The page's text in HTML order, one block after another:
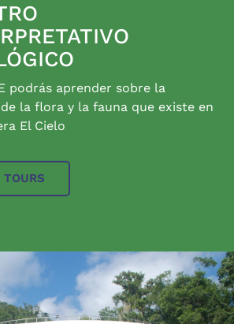
podrás aprender sobre la
la flora y la fauna que existe en
El Cielo
TOURS